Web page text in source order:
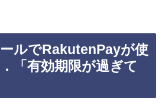
ルでRakutenPayが使
「有効期限が過ぎて